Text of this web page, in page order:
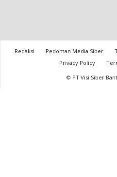
Redaksi Pedoman Media Siber
Privacy Policy
© PT Visi Siber